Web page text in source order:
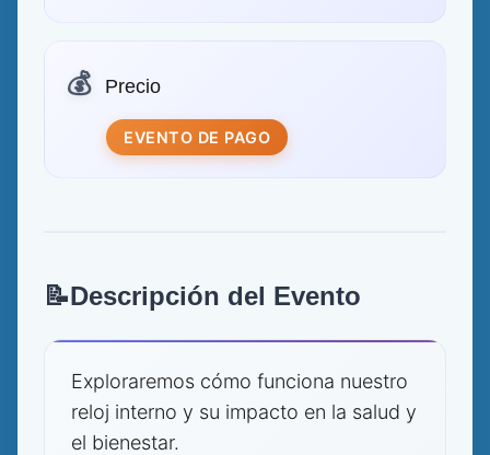
💰 Precio
EVENTO DE PAGO
📝Descripción del Evento
Exploraremos cómo funciona nuestro
reloj interno y su impacto en la salud y
el bienestar.